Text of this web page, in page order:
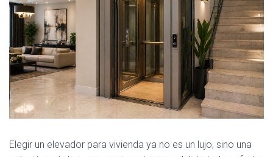
Elegir un elevador para vivienda ya no es un lujo, sino una